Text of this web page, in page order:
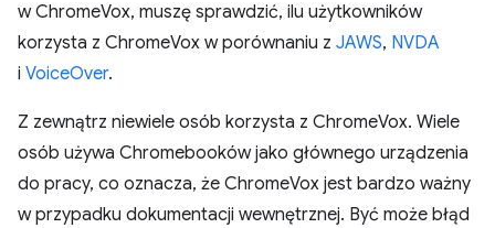
w ChromeVox, muszę sprawdzić, ilu użytkowników
korzysta z ChromeVox w porównaniu z JAWS, NVDA
i VoiceOver.
Z zewnątrz niewiele osób korzysta z ChromeVox. Wiele
osób używa Chromebooków jako głównego urządzenia
do pracy, co oznacza, że ChromeVox jest bardzo ważny
w przypadku dokumentacji wewnętrznej. Być może błąd